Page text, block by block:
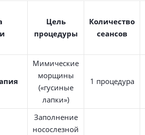
Цель
процедуры
Количество
сеансов
Мимические
морщины
(«гусиные
лапки»)
1 процедура
Заполнение
носослезной